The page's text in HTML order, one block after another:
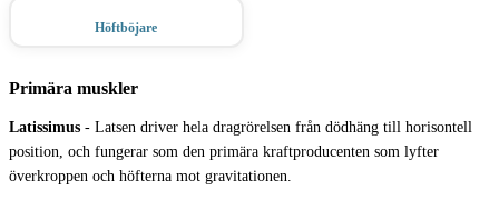
Höftböjare
Primära muskler
Latissimus - Latsen driver hela dragrörelsen från dödhäng till horisontell
position, och fungerar som den primära kraftproducenten som lyfter
överkroppen och höfterna mot gravitationen.